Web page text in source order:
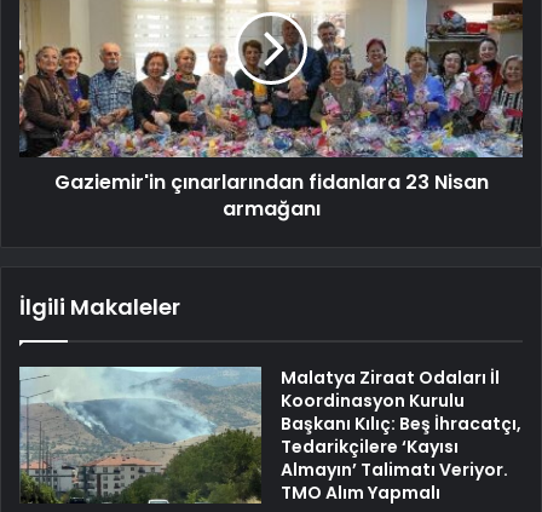
Gaziemir'in çınarlarından fidanlara 23 Nisan
armağanı
İlgili Makaleler
Malatya Ziraat Odaları İl
Koordinasyon Kurulu
Başkanı Kılıç: Beş İhracatçı,
Tedarikçilere ‘Kayısı
Almayın’ Talimatı Veriyor.
TMO Alım Yapmalı